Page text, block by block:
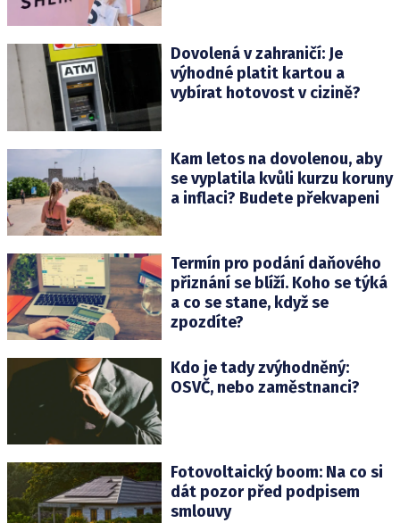
Dovolená v zahraničí: Je
výhodné platit kartou a
vybírat hotovost v cizině?
Kam letos na dovolenou, aby
se vyplatila kvůli kurzu koruny
a inflaci? Budete překvapeni
Termín pro podání daňového
přiznání se blíží. Koho se týká
a co se stane, když se
zpozdíte?
Kdo je tady zvýhodněný:
OSVČ, nebo zaměstnanci?
Fotovoltaický boom: Na co si
dát pozor před podpisem
smlouvy